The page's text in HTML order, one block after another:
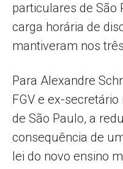
particulares de São
carga horária de
mantiveram nos
Para Alexandre
FGV e ex-
de São Paulo, a
consequência de
lei do novo ensino